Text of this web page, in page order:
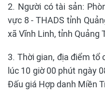
2. Người có tài sản:
vực 8 - THADS tỉnh
xã Vĩnh Linh, tỉnh Quảng
3. Thời gian, địa điểm tổ
lúc 10 giờ 00 phút ngày
Đấu giá Hợp danh Miền